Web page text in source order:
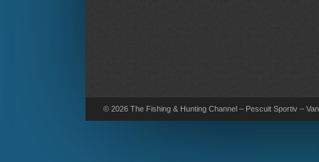
© 2026 The Fishing & Hunting Channel – Pescuit Sportiv –